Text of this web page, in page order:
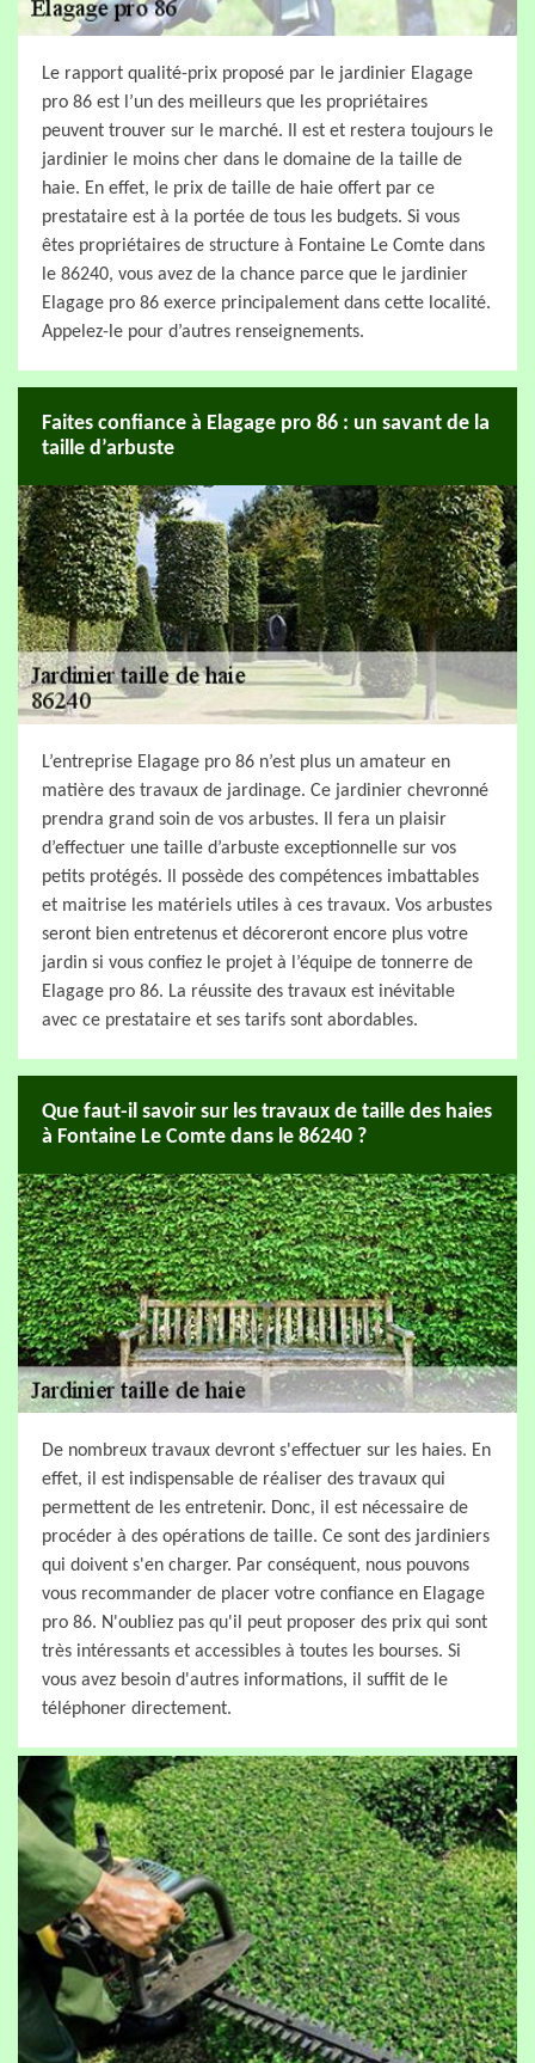
Le rapport qualité-prix proposé par le jardinier Elagage
pro 86 est l’un des meilleurs que les propriétaires
peuvent trouver sur le marché. Il est et restera toujours le
jardinier le moins cher dans le domaine de la taille de
haie. En effet, le prix de taille de haie offert par ce
prestataire est à la portée de tous les budgets. Si vous
êtes propriétaires de structure à Fontaine Le Comte dans
le 86240, vous avez de la chance parce que le jardinier
Elagage pro 86 exerce principalement dans cette localité.
Appelez-le pour d’autres renseignements.
Faites confiance à Elagage pro 86 : un savant de la
taille d’arbuste
L’entreprise Elagage pro 86 n’est plus un amateur en
matière des travaux de jardinage. Ce jardinier chevronné
prendra grand soin de vos arbustes. Il fera un plaisir
d’effectuer une taille d’arbuste exceptionnelle sur vos
petits protégés. Il possède des compétences imbattables
et maitrise les matériels utiles à ces travaux. Vos arbustes
seront bien entretenus et décoreront encore plus votre
jardin si vous confiez le projet à l’équipe de tonnerre de
Elagage pro 86. La réussite des travaux est inévitable
avec ce prestataire et ses tarifs sont abordables.
Que faut-il savoir sur les travaux de taille des haies
à Fontaine Le Comte dans le 86240 ?
De nombreux travaux devront s'effectuer sur les haies. En
effet, il est indispensable de réaliser des travaux qui
permettent de les entretenir. Donc, il est nécessaire de
procéder à des opérations de taille. Ce sont des jardiniers
qui doivent s'en charger. Par conséquent, nous pouvons
vous recommander de placer votre confiance en Elagage
pro 86. N'oubliez pas qu'il peut proposer des prix qui sont
très intéressants et accessibles à toutes les bourses. Si
vous avez besoin d'autres informations, il suffit de le
téléphoner directement.